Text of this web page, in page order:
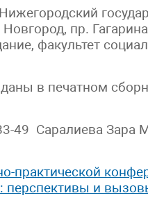
пр.
факультет
в печатном
49 Саралиева Зара
практической
перспективы и